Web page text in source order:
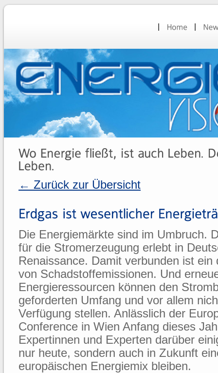
← Zurück zur Übersicht
Die Energiemärkte sind im Umbruch.
für die Stromerzeugung erlebt in
Renaissance. Damit verbunden ist ein
von Schadstoffemissionen. Und
Energieressourcen können den
geforderten Umfang und vor allem
Verfügung stellen. Anlässlich der
Conference in Wien Anfang dieses
Expertinnen und Experten darüber
nur heute, sondern auch in Zukunft
europäischen Energiemix bleiben.